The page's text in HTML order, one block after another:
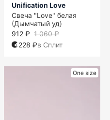
Unification Love
Свеча "Love" белая
(Дымчатый уд)
1 060 ₽
912 ₽
228 ₽в Сплит
One size